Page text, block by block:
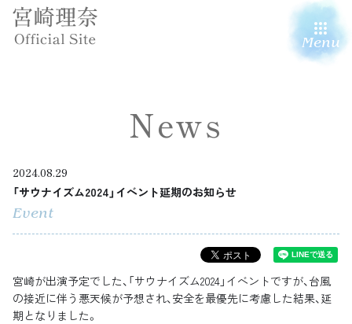
Menu
News
2024.08.29
「サウナイズム2024」イベント延期のお知らせ
Event
宮崎が出演予定でした、「サウナイズム2024」イベントですが、台風
の接近に伴う悪天候が予想され、安全を最優先に考慮した結果、延
期となりました。